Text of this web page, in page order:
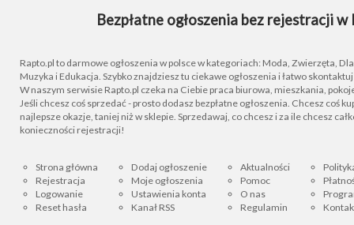
Bezpłatne ogłoszenia bez rejestracji w
Rapto.pl to darmowe ogłoszenia w polsce w kategoriach: Moda, Zwierzęta, Dla
Muzyka i Edukacja. Szybko znajdziesz tu ciekawe ogłoszenia i łatwo
W naszym serwisie Rapto.pl czeka na Ciebie praca biurowa, mieszkania,
Jeśli chcesz coś sprzedać - prosto dodasz bezpłatne ogłoszenia. Chcesz coś
najlepsze okazje, taniej niż w sklepie. Sprzedawaj, co chcesz i za ile chcesz
konieczności rejestracji!
Strona główna
Rejestracja
Logowanie
Reset hasła
Dodaj ogłoszenie
Moje ogłoszenia
Ustawienia konta
Kanał RSS
Aktualności
Pomoc
O nas
Regulamin